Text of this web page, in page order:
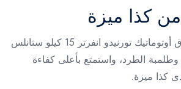
كذا ميزة
اطلب الآن غسالة فوق أوتوماتيك تورنيدو انفرتر 15 كيلو ستانلس
وطلمبة الطرد، واستمتع بأعلى كفاءة
كذا ميزة.